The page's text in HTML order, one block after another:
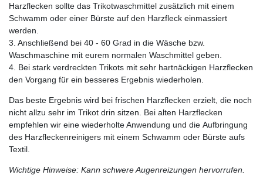
Harzflecken sollte das Trikotwaschmittel zusätzlich mit einem
Schwamm oder einer Bürste auf den Harzfleck einmassiert
werden.
3. Anschließend bei 40 - 60 Grad in die Wäsche bzw.
Waschmaschine mit eurem normalen Waschmittel geben.
4. Bei stark verdreckten Trikots mit sehr hartnäckigen Harzflecken
den Vorgang für ein besseres Ergebnis wiederholen.
Das beste Ergebnis wird bei frischen Harzflecken erzielt, die noch
nicht allzu sehr im Trikot drin sitzen. Bei alten Harzflecken
empfehlen wir eine wiederholte Anwendung und die Aufbringung
des Harzfleckenreinigers mit einem Schwamm oder Bürste aufs
Textil.
Wichtige Hinweise: Kann schwere Augenreizungen hervorrufen.